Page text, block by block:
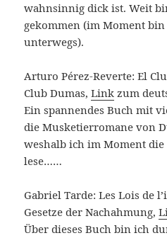
wahnsinnig dick ist. Weit
gekommen (im Moment
unterwegs).
Arturo Pérez-Reverte: El
Club Dumas,Link zum
Ein spannendes Buch mit
die Musketierromane von
weshalb ich im Moment
lese……
Gabriel Tarde: Les Lois de
Gesetze der Nachahmung,
Über dieses Buch bin ich